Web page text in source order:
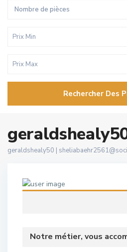
Nombre de pièces
Rechercher Des
geraldshealy50 |
Notre métier, vous